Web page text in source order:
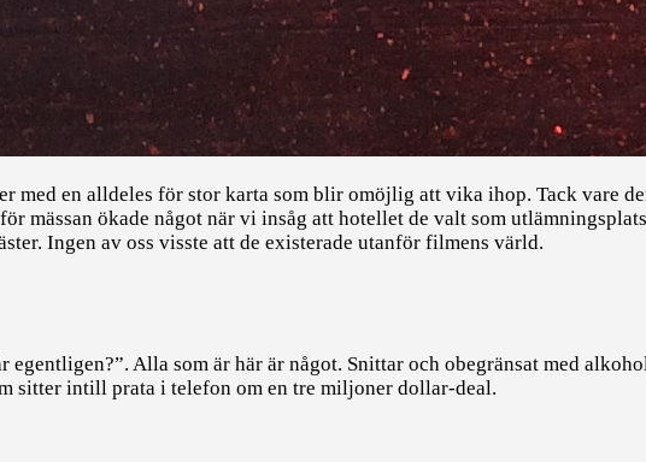
med en alldeles för stor karta som blir omöjlig att vika ihop. Tack vare
mässan ökade något när vi insåg att hotellet de valt som
Ingen av oss visste att de existerade utanför filmens värld.
Alla som är här är något. Snittar och obegränsat med
sitter intill prata i telefon om en tre miljoner dollar-deal.